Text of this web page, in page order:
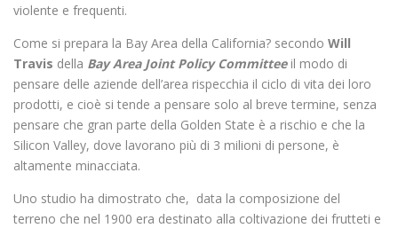
violente e frequenti.
Come si prepara la Bay Area della California? secondo Will
Travis della Bay Area Joint Policy Committeeil modo di
pensare delle aziende dell’area rispecchia il ciclo di vita dei loro
prodotti, e cioè si tende a pensare solo al breve termine, senza
pensare che gran parte della Golden State è a rischio e che la
Silicon Valley, dove lavorano più di 3 milioni di persone, è
altamente minacciata.
Uno studio ha dimostrato che, data la composizione del
terreno che nel 1900 era destinato alla coltivazione dei frutteti e